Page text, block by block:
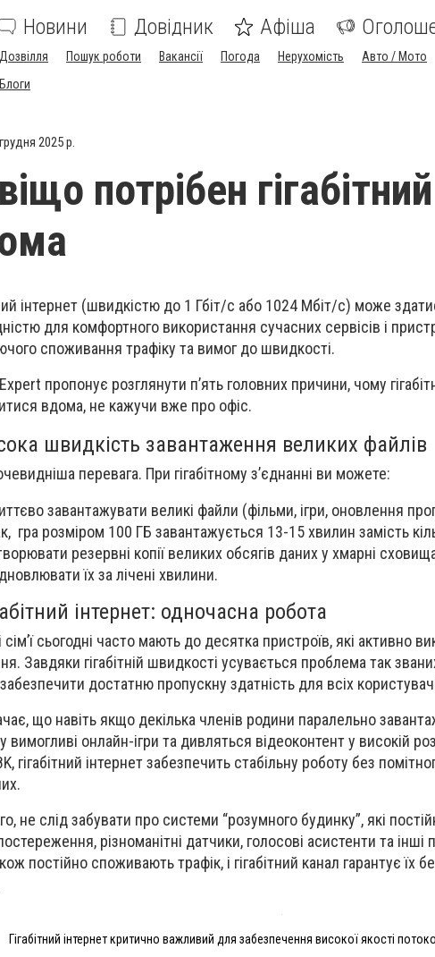
Новини Довідник Афіша
Дозвілля Пошук роботи Вакансії Погода Нерухомість Авто / Мото
Блоги
2025 р.
потрібен
інтернет (швидкістю до 1 Гбіт/с або 1024 Мбіт/с) може
для комфортного використання сучасних сервісів і
споживання трафіку та вимог до швидкості.
пропонує розглянути п’ять головних причини, чому
вдома, не кажучи вже про офіс.
швидкість завантаження великих файлів
перевага. При гігабітному з’єднанні ви можете:
завантажувати великі файли (фільми, ігри, оновлення
гра розміром 100 ГБ завантажується 13-15 хвилин замість
резервні копії великих обсягів даних у хмарні
їх за лічені хвилини.
інтернет: одночасна робота
сім’ї сьогодні часто мають до десятка пристроїв, які активно
Завдяки гігабітній швидкості усувається проблема так
достатню пропускну здатність для всіх
що навіть якщо декілька членів родини паралельно
вимогливі онлайн-ігри та дивляться відеоконтент у високій
гігабітний інтернет забезпечить стабільну роботу без
не слід забувати про системи “розумного будинку”, які
різноманітні датчики, голосові асистенти та інші
постійно споживають трафік, і гігабітний канал гарантує їх
Гігабітний інтернет критично важливий для забезпечення високої якості